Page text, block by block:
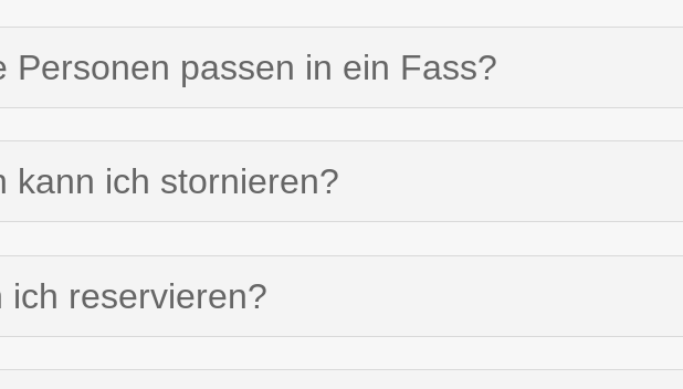
Personen passen in ein Fass?
kann ich stornieren?
ich reservieren?